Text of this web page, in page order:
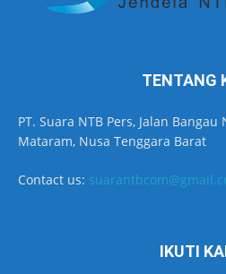
TENTANG
PT. Suara NTB Pers, Jalan
Mataram, Nusa Tenggara Barat
Contact us:
IKUTI